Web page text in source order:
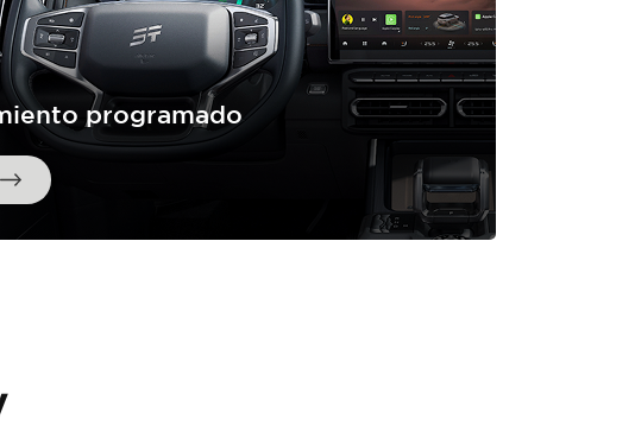
programado